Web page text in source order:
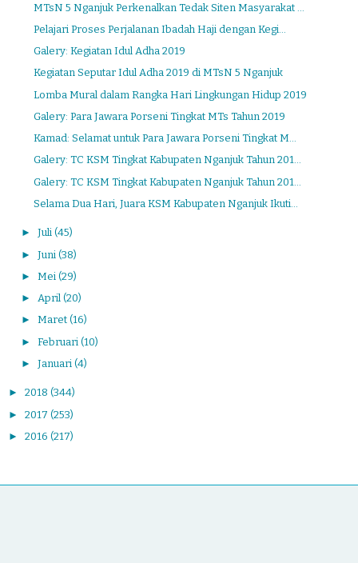
MTsN 5 Nganjuk Perkenalkan Tedak Siten Masyarakat ...
Pelajari Proses Perjalanan Ibadah Haji dengan Kegi...
Galery: Kegiatan Idul Adha 2019
Kegiatan Seputar Idul Adha 2019 di MTsN 5 Nganjuk
Lomba Mural dalam Rangka Hari Lingkungan Hidup 2019
Galery: Para Jawara Porseni Tingkat MTs Tahun 2019
Kamad: Selamat untuk Para Jawara Porseni Tingkat M...
Galery: TC KSM Tingkat Kabupaten Nganjuk Tahun 201...
Galery: TC KSM Tingkat Kabupaten Nganjuk Tahun 201...
Selama Dua Hari, Juara KSM Kabupaten Nganjuk Ikuti...
► Juli (45)
► Juni (38)
► Mei (29)
► April (20)
► Maret (16)
► Februari (10)
► Januari (4)
► 2018 (344)
► 2017 (253)
► 2016 (217)